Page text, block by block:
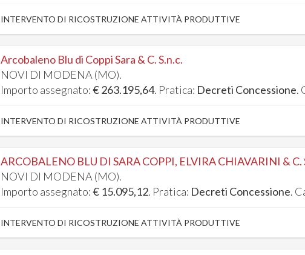
INTERVENTO DI RICOSTRUZIONE ATTIVITÀ PRODUTTIVE
Arcobaleno Blu di Coppi Sara & C. S.n.c.
NOVI DI MODENA (MO).
Importo assegnato:€ 263.195,64. Pratica: Decreti Concessione.
INTERVENTO DI RICOSTRUZIONE ATTIVITÀ PRODUTTIVE
ARCOBALENO BLU DI SARA COPPI, ELVIRA CHIAVARINI & C.
NOVI DI MODENA (MO).
Importo assegnato:€ 15.095,12. Pratica: Decreti Concessione.
INTERVENTO DI RICOSTRUZIONE ATTIVITÀ PRODUTTIVE